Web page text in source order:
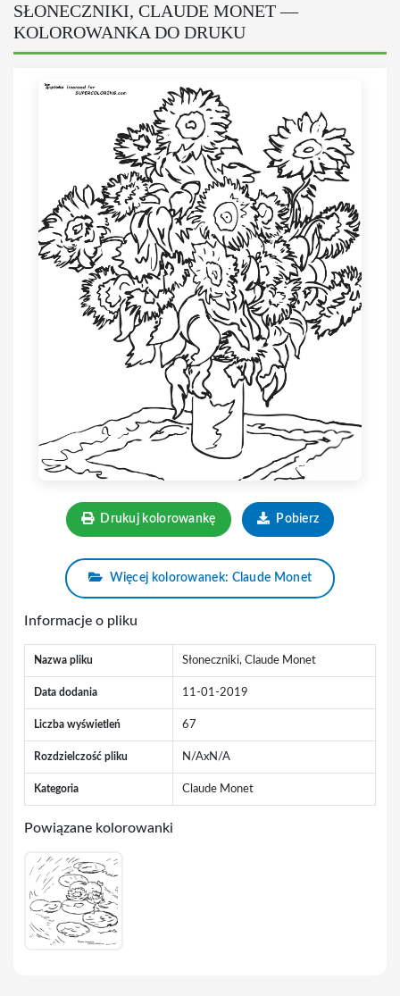
SŁONECZNIKI, CLAUDE MONET —
KOLOROWANKA DO DRUKU
Drukuj kolorowankę Pobierz
Więcej kolorowanek: Claude Monet
Informacje o pliku
Nazwa pliku Słoneczniki, Claude Monet
Data dodania 11-01-2019
Liczba wyświetleń 67
Rozdzielczość pliku N/AxN/A
Kategoria Claude Monet
Powiązane kolorowanki